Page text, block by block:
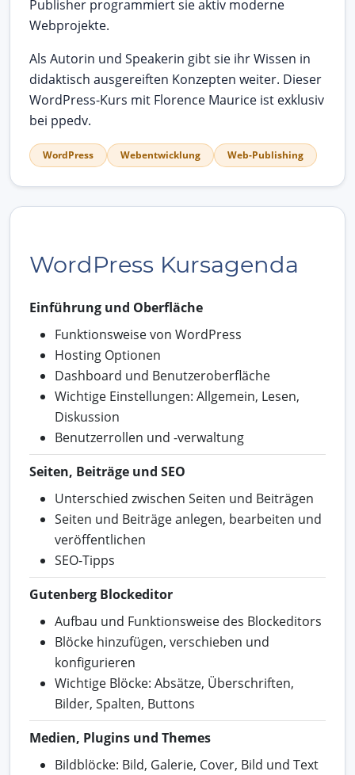
Publisher programmiert sie aktiv moderne
Webprojekte.
Als Autorin und Speakerin gibt sie ihr Wissen in
didaktisch ausgereiften Konzepten weiter. Dieser
WordPress-Kurs mit Florence Maurice ist exklusiv
bei ppedv.
WordPress Webentwicklung Web-Publishing
WordPress Kursagenda
Einführung und Oberfläche
Funktionsweise von WordPress
Hosting Optionen
Dashboard und Benutzeroberfläche
Wichtige Einstellungen: Allgemein, Lesen,
Diskussion
Benutzerrollen und -verwaltung
Seiten, Beiträge und SEO
Unterschied zwischen Seiten und Beiträgen
Seiten und Beiträge anlegen, bearbeiten und
veröffentlichen
SEO-Tipps
Gutenberg Blockeditor
Aufbau und Funktionsweise des Blockeditors
Blöcke hinzufügen, verschieben und
konfigurieren
Wichtige Blöcke: Absätze, Überschriften,
Bilder, Spalten, Buttons
Medien, Plugins und Themes
Bildblöcke: Bild, Galerie, Cover, Bild und Text